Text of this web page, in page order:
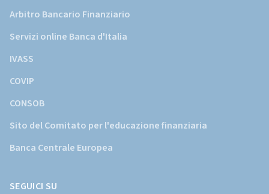
Arbitro Bancario Finanziario
Servizi online Banca d'Italia
IVASS
COVIP
CONSOB
Sito del Comitato per l'educazione finanziaria
Banca Centrale Europea
SEGUICI SU